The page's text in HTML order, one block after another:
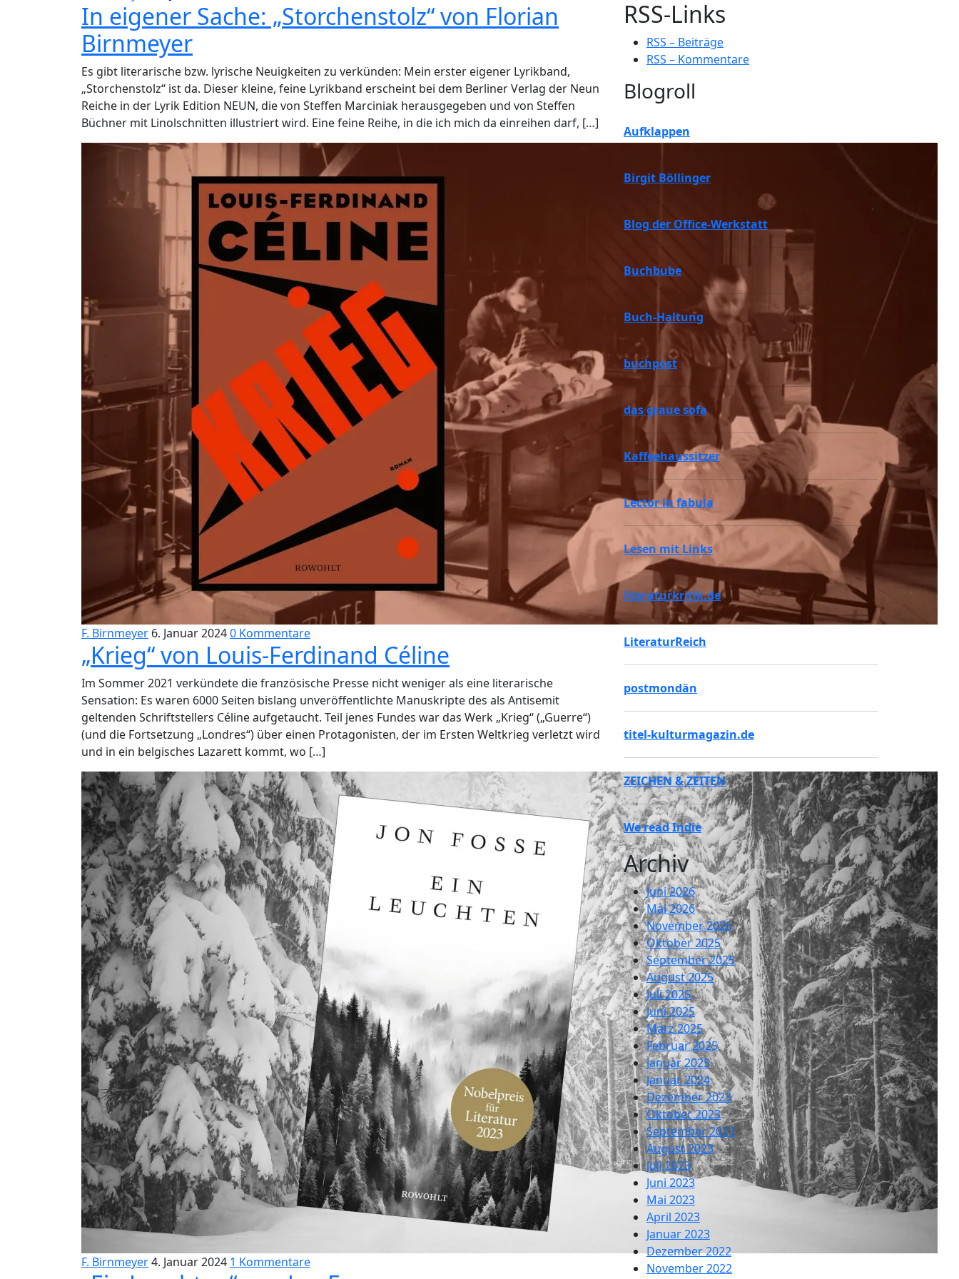
In eigener Sache: „Storchenstolz“ von Florian
Birnmeyer
Es gibt literarische bzw. lyrische Neuigkeiten zu verkünden: Mein erster eigener Lyrikband,
„Storchenstolz“ ist da. Dieser kleine, feine Lyrikband erscheint bei dem Berliner Verlag der Neun
Reiche in der Lyrik Edition NEUN, die von Steffen Marciniak herausgegeben und von Steffen
Büchner mit Linolschnitten illustriert wird. Eine feine Reihe, in die ich mich da einreihen darf, […]
F. Birnmeyer 6. Januar 20240 Kommentare
„Krieg“ von Louis-Ferdinand Céline
Im Sommer 2021 verkündete die französische Presse nicht weniger als eine literarische
Sensation: Es waren 6000 Seiten bislang unveröffentlichte Manuskripte des als Antisemit
geltenden Schriftstellers Céline aufgetaucht. Teil jenes Fundes war das Werk „Krieg“ („Guerre“)
(und die Fortsetzung „Londres“) über einen Protagonisten, der im Ersten Weltkrieg verletzt wird
und in ein belgisches Lazarett kommt, wo […]
F. Birnmeyer4. Januar 2024 1 Kommentare
RSS-Links
RSS – Beiträge
RSS – Kommentare
Blogroll
Aufklappen
Birgit Böllinger
Blog der Office-Werkstatt
Buchbube
Buch-Haltung
buchpost
das graue sofa
Kaffeehaussitzer
Lector in fabula
Lesen mit Links
literaturkritik.de
LiteraturReich
postmondän
titel-kulturmagazin.de
ZEICHEN & ZEITEN
We read Indie
Archiv
Juni 2026
Mai 2026
November 2025
Oktober 2025
September 2025
August 2025
Juli 2025
Juni 2025
März 2025
Februar 2025
Januar 2025
Januar 2024
Dezember 2023
Oktober 2023
September 2023
August 2023
Juli 2023
Juni 2023
Mai 2023
April 2023
Januar 2023
Dezember 2022
November 2022